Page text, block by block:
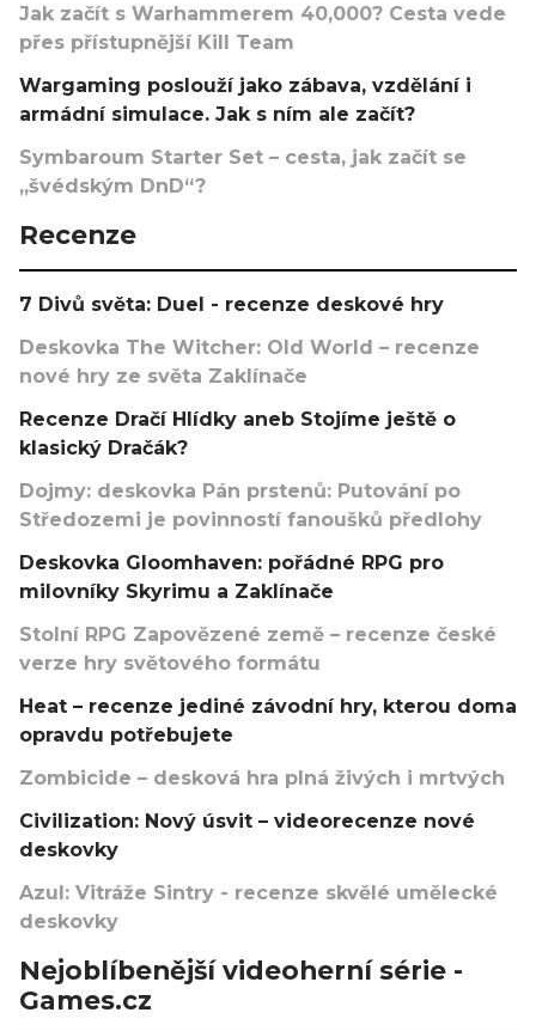
Jak začít s Warhammerem 40,000? Cesta vede
přes přístupnější Kill Team
Wargaming poslouží jako zábava, vzdělání i
armádní simulace. Jak s ním ale začít?
Symbaroum Starter Set – cesta, jak začít se
„švédským DnD“?
Recenze
7 Divů světa: Duel - recenze deskové hry
Deskovka The Witcher: Old World – recenze
nové hry ze světa Zaklínače
Recenze Dračí Hlídky aneb Stojíme ještě o
klasický Dračák?
Dojmy: deskovka Pán prstenů: Putování po
Středozemi je povinností fanoušků předlohy
Deskovka Gloomhaven: pořádné RPG pro
milovníky Skyrimu a Zaklínače
Stolní RPG Zapovězené země – recenze české
verze hry světového formátu
Heat – recenze jediné závodní hry, kterou doma
opravdu potřebujete
Zombicide – desková hra plná živých i mrtvých
Civilization: Nový úsvit – videorecenze nové
deskovky
Azul: Vitráže Sintry - recenze skvělé umělecké
deskovky
Nejoblíbenější videoherní série -
Games.cz